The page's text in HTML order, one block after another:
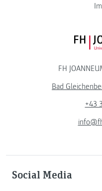
FH
Bad
+43
Social Media